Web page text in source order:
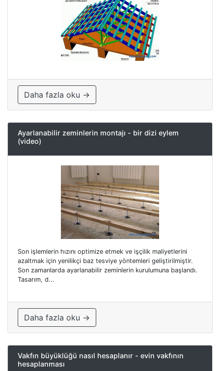
Daha fazla oku →
Ayarlanabilir zeminlerin montajı - bir dizi eylem
(video)
Son işlemlerin hızını optimize etmek ve işçilik maliyetlerini
azaltmak için yenilikçi baz tesviye yöntemleri geliştirilmiştir.
Son zamanlarda ayarlanabilir zeminlerin kurulumuna başlandı.
Tasarım, d...
Daha fazla oku →
Vakfın büyüklüğü nasıl hesaplanır - evin vakfının
hesaplanması